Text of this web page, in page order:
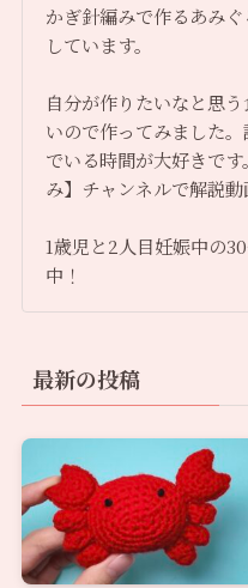
かぎ針編みで作るあみ
しています。
自分が作りたいなと思
いので作ってみました
でいる時間が大好きで
み】チャンネルで解説動
1歳児と2人目妊娠中の
中！
最新の投稿